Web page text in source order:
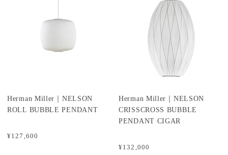
¥127,600
Herman Miller｜NELSON
ROLL BUBBLE PENDANT
¥132,000
Herman Miller｜NELSON
CRISSCROSS BUBBLE
PENDANT CIGAR